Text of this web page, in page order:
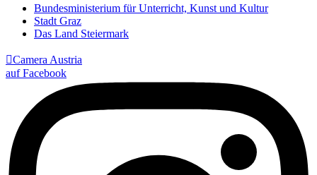
Bundesministerium für Unterricht, Kunst und Kultur
Stadt Graz
Das Land Steiermark
Camera Austria
auf Facebook